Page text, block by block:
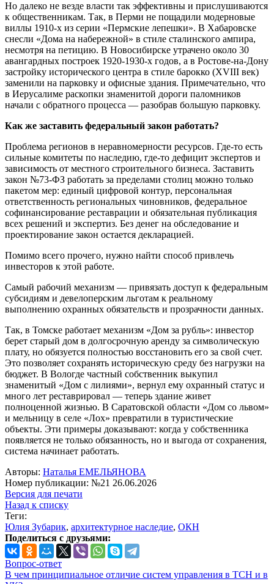
Но далеко не везде власти так эффективны и прислушиваются
к общественникам. Так, в Перми не пощадили модерновые
виллы 1910-х из серии «Пермские лепешки». В Хабаровске
снесли «Дома на набережной» в стиле сталинского ампира,
несмотря на петицию. В Новосибирске утрачено около 30
авангардных построек 1920-1930-х годов, а в Ростове-на-Дону
застройку исторического центра в стиле барокко (XVIII век)
заменили на парковку и офисные здания. Примечательно, что
в Иерусалиме раскопки знаменитой дороги паломников
начали с обратного процесса — разобрав большую парковку.
Как же заставить федеральный закон работать?
Проблема регионов в неравномерности ресурсов. Где-то есть
сильные комитеты по наследию, где-то дефицит экспертов и
зависимость от местного строительного бизнеса. Заставить
закон №73-ФЗ работать за пределами столиц можно только
пакетом мер: единый цифровой контур, персональная
ответственность региональных чиновников, федеральное
софинансирование реставрации и обязательная публикация
всех решений и экспертиз. Без денег на обследование и
проектирование закон остается декларацией.
Помимо всего прочего, нужно найти способ привлечь
инвесторов к этой работе.
Самый рабочий механизм — привязать доступ к федеральным
субсидиям и девелоперским льготам к реальному
выполнению охранных обязательств и прозрачности данных.
Так, в Томске работает механизм «Дом за рубль»: инвестор
берет старый дом в долгосрочную аренду за символическую
плату, но обязуется полностью восстановить его за свой счет.
Это позволяет сохранять историческую среду без нагрузки на
бюджет. В Вологде частный собственник выкупил
знаменитый «Дом с лилиями», вернул ему охранный статус и
много лет реставрировал — теперь здание живет
полноценной жизнью. В Саратовской области «Дом со львом»
и мельницу в селе «Лох» превратили в туристические
объекты. Эти примеры доказывают: когда у собственника
появляется не только обязанность, но и выгода от сохранения,
система начинает работать.
Авторы: Наталья ЕМЕЛЬЯНОВА
Номер публикации: №21 26.06.2026
Версия для печати
Назад к списку
Теги:
Юлия Зубарик, архитектурное наследие, ОКН
Поделиться с друзьями:
Вопрос-ответ
В чем принципиальное отличие систем управления в ТСН и в